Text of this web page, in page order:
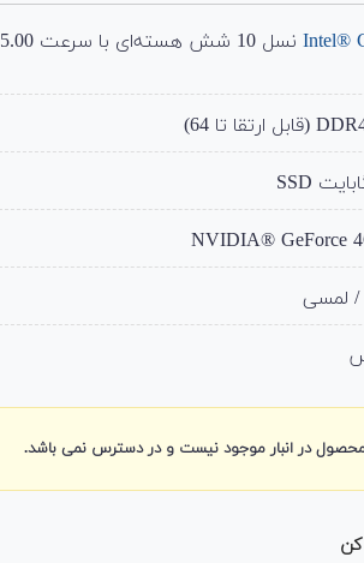
Intel®
نسل 10 شش هسته‌ای با سرعت 5.00
در انبار موجود نیست و در دسترس نمی باشد.